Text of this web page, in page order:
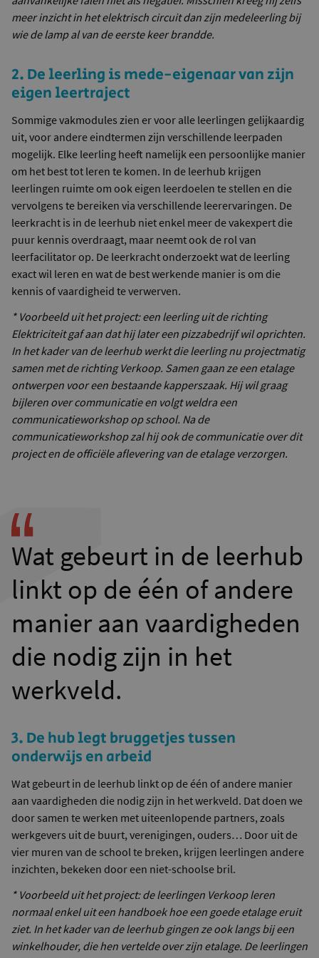
meer inzicht in het elektrisch circuit dan zijn medeleerling bij
wie de lamp al van de eerste keer brandde.
2. De leerling is mede-eigenaar van zijn
eigen leertraject
Sommige vakmodules zien er voor alle leerlingen gelijkaardig
uit, voor andere eindtermen zijn verschillende leerpaden
mogelijk. Elke leerling heeft namelijk een persoonlijke manier
om het best tot leren te komen. In de leerhub krijgen
leerlingen ruimte om ook eigen leerdoelen te stellen en die
vervolgens te bereiken via verschillende leerervaringen. De
leerkracht is in de leerhub niet enkel meer de vakexpert die
puur kennis overdraagt, maar neemt ook de rol van
leerfacilitator op. De leerkracht onderzoekt wat de leerling
exact wil leren en wat de best werkende manier is om die
kennis of vaardigheid te verwerven.
* Voorbeeld uit het project: een leerling uit de richting
Elektriciteit gaf aan dat hij later een pizzabedrijf wil oprichten.
In het kader van de leerhub werkt die leerling nu projectmatig
samen met de richting Verkoop. Samen gaan ze een etalage
ontwerpen voor een bestaande kapperszaak. Hij wil graag
bijleren over communicatie en volgt weldra een
communicatieworkshop op school. Na de
communicatieworkshop zal hij ook de communicatie over dit
project en de officiële aflevering van de etalage verzorgen.
Wat gebeurt in de leerhub
linkt op de één of andere
manier aan vaardigheden
die nodig zijn in het
werkveld.
3. De hub legt bruggetjes tussen
onderwijs en arbeid
Wat gebeurt in de leerhub linkt op de één of andere manier
aan vaardigheden die nodig zijn in het werkveld. Dat doen we
door samen te werken met uiteenlopende partners, zoals
werkgevers uit de buurt, verenigingen, ouders… Door uit de
vier muren van de school te breken, krijgen leerlingen andere
inzichten, bekeken door een niet-schoolse bril.
* Voorbeeld uit het project: de leerlingen Verkoop leren
normaal enkel uit een handboek hoe een goede etalage eruit
ziet. In het kader van de leerhub gingen ze ook langs bij een
winkelhouder, die hen vertelde over zijn etalage. De leerlingen